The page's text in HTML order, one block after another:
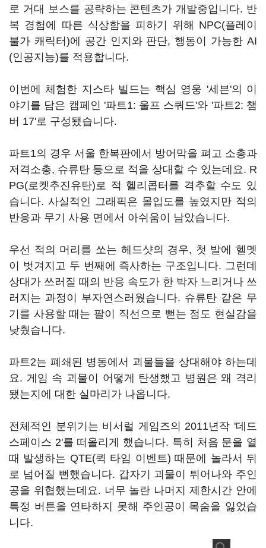
로 거대 보스를 공략하는 콘텐츠가 개발중입니다. 반
복 경험에 따른 식상함을 피하기 위해 NPC(플레이
불가 캐릭터)에 공간 인지와 판단, 행동이 가능한 AI
(인공지능)를 적용합니다.
이번에 체험한 지스타 빌드는 핵심 영웅 '세븐'의 이
야기를 담은 캠페인 '파트1: 울프 스쿼드'와 '파트2: 챔
버 17'로 구성됐습니다.
파트1의 경우 서울 한복판에서 방어막을 펴고 소총과
저격소총, 슈류탄 등으로 적을 상대할 수 있는데요. R
PG(로켓추진유탄)로 적 헬리콥터를 격추할 수도 있
습니다. 사실적인 그래픽은 몰입도를 높였지만 적의
반응과 무기 사용 면에서 아쉬움이 남았습니다.
우선 적의 머리를 쏘는 헤드샷의 경우, 첫 발에 헬멧
이 벗겨지고 두 번째에 즉사하는 구조입니다. 그런데
상대가 쓰러질 때의 반응 속도가 한 박자 느리거나 쓰
러지는 과정이 부자연스러웠습니다. 슈류탄 같은 무
기를 사용할 때는 팔이 직선으로 뻗는 점도 현실감을
낮췄습니다.
파트2는 폐쇄된 병동에서 괴물들을 상대해야 하는데
요. 게임 속 괴물이 어떻게 탄생했고 병원은 왜 격리
됐는지에 대한 실마리가 나옵니다.
전체적인 분위기는 비서럴 게임즈의 2011년작 '데드
스페이스 2'를 떠올리게 했습니다. 특히 처음 문을 열
때 발생하는 QTE(퀵 타임 이벤트) 때문에 놀라서 뒤
로 넘어질 뻔했습니다. 갑자기 괴물이 튀어나와 주인
공을 위협했는데요. 너무 놀란 나머지 제한시간 안에
특정 버튼을 연타하지 못해 주인공이 목숨을 잃었습
니다.